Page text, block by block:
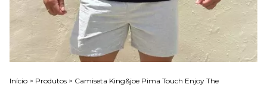
Início > Produtos > Camiseta King&joe Pima Touch Enjoy The